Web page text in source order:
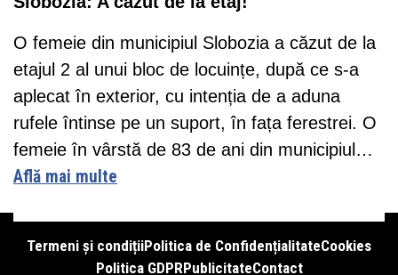
O femeie din municipiul Slobozia a căzut de la
etajul 2 al unui bloc de locuințe, după ce s-a
aplecat în exterior, cu intenția de a aduna
rufele întinse pe un suport, în fața ferestrei. O
femeie în vârstă de 83 de ani din municipiul…
Află mai multe
Termeni și condițiiPolitica de ConfidențialitateCookies
Politica GDPRPublicitateContact